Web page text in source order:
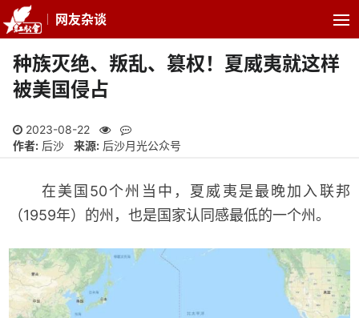
网友杂谈
种族灭绝、叛乱、篡权！夏威夷就这样
被美国侵占
2023-08-22
作者: 后沙 来源: 后沙月光公众号
在美国50个州当中，夏威夷是最晚加入联邦
（1959年）的州，也是国家认同感最低的一个州。